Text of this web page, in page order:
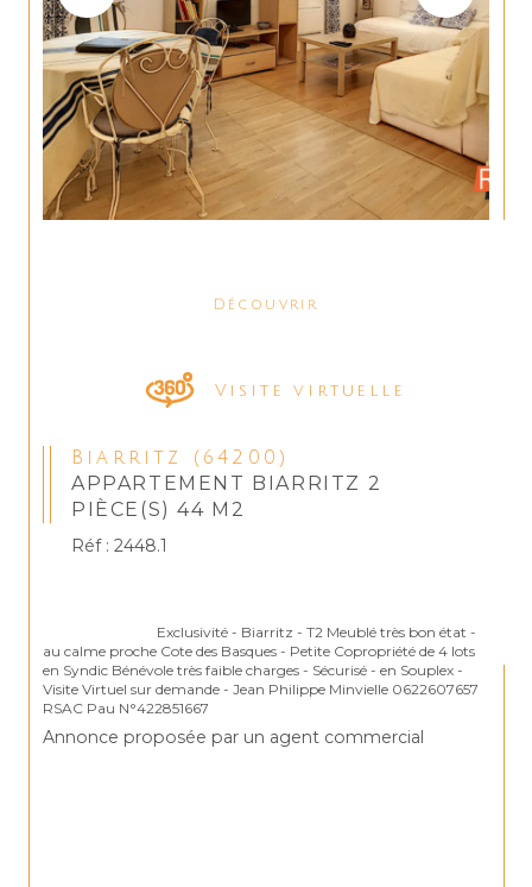
Découvrir
Visite virtuelle
Biarritz (64200)
APPARTEMENT BIARRITZ 2
PIÈCE(S) 44 M2
Réf : 2448.1
au calme proche Cote des Basques - Petite Copropriété de 4 lots
en Syndic Bénévole très faible charges - Sécurisé - en Souplex -
Visite Virtuel sur demande - Jean Philippe Minvielle 0622607657
Annonce proposée par un agent commercial